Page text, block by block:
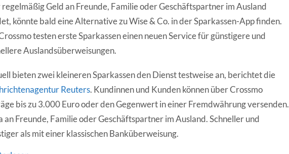
Geld an Freunde, Familie oder Geschäftspartner im Ausland
könnte bald eine Alternative zu Wise & Co. in der Sparkassen-App finden.
testen erste Sparkassen einen neuen Service für günstigere und
Auslandsüberweisungen.
bieten zwei kleineren Sparkassen den Dienst testweise an, berichtet die
Reuters. Kundinnen und Kunden können über Crossmo
bis zu 3.000 Euro oder den Gegenwert in einer Fremdwährung versenden.
an Freunde, Familie oder Geschäftspartner im Ausland. Schneller und
als mit einer klassischen Banküberweisung.